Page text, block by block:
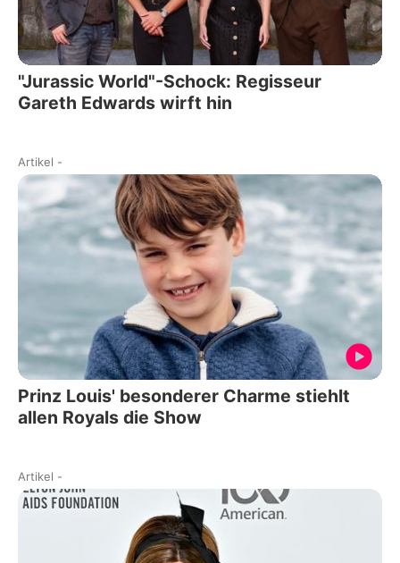
"Jurassic World"-Schock: Regisseur
Gareth Edwards wirft hin
Artikel -
Prinz Louis' besonderer Charme stiehlt
allen Royals die Show
Artikel -